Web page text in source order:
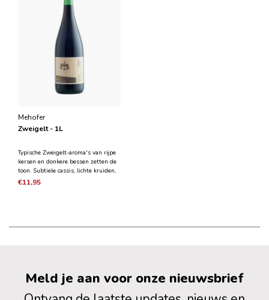
Mehofer
Zweigelt - 1L
Typische Zweigelt-aroma's van rijpe
kersen en donkere bessen zetten de
toon. Subtiele cassis, lichte kruiden,
elegante structuur. Wat chocolade
€11,95
Meld je aan voor onze nieuwsbrief